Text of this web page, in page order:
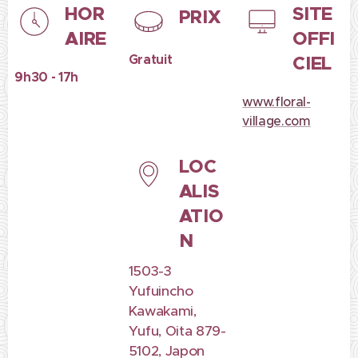
HOR
AIRE
9h30 - 17h
PRIX
Gratuit
SITE
OFFI
CIEL
www.floral-
village.com
LOC
ALIS
ATIO
N
1503-3
Yufuincho
Kawakami,
Yufu, Oita 879-
5102, Japon